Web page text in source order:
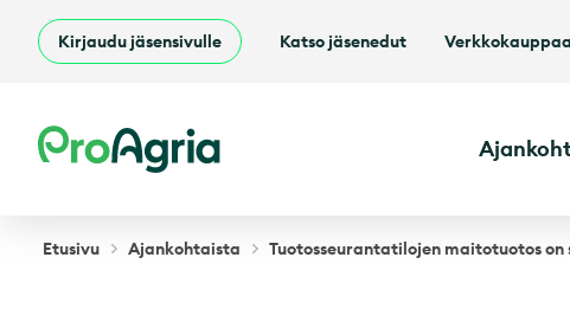
Kirjaudu jäsensivulle Katso jäsenedut
ProAgria
Etusivu Ajankohtaista Tuotosseurantatilojen maitotuotos